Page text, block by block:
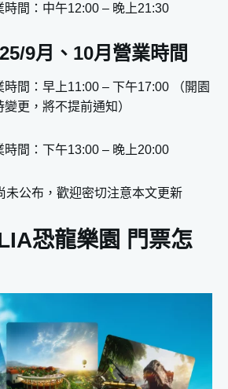
園 交通方式
園 官方合作飯店
Resort & Spa – 鄰近美麗海水族館
超廣闊度假天堂
Island Okinawa – 島嶼風情的
園 常見問題
時間：中午12:00 – 晚上21:30
9月、10月營業時間
間：早上11:00 – 下午17:00 （開園
更，將不提前通知）
時間：下午13:00 – 晚上20:00
未公布，歡迎密切注意本文更新
恐龍樂園 門票怎